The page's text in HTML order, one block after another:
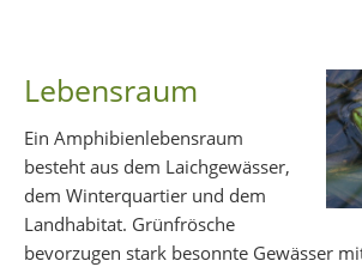
Lebensraum
Ein Amphibienlebensraum
besteht aus dem Laichgewässer,
dem Winterquartier und dem
Landhabitat. Grünfrösche
bevorzugen stark besonnte Gewässer